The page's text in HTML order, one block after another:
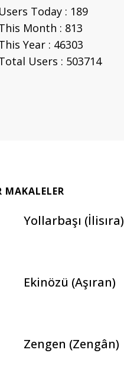
Today : 189
Month : 813
Year : 46303
Users : 503714
MAKALELER
Yollarbaşı (İlisıra)
Ekinözü (Aşıran)
Zengen (Zengân)